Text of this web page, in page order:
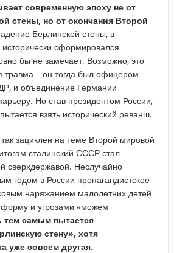
современную эпоху не от
стены, но от окончания Второй
Берлинской стены, в
исторически сформировался
бы не замечает. Возможно, это
травма – он тогда был офицером
и объединение Германии
Но став президентом России,
взять исторический реванш.
зациклен на теме Второй мировой
сталинский СССР стал
сверхдержавой. Неслучайно
годом в России пропагандистское
наряжанием малолетних детей
и угрозами «можем
тем самым пытается
стену», хотя
уже совсем другая.